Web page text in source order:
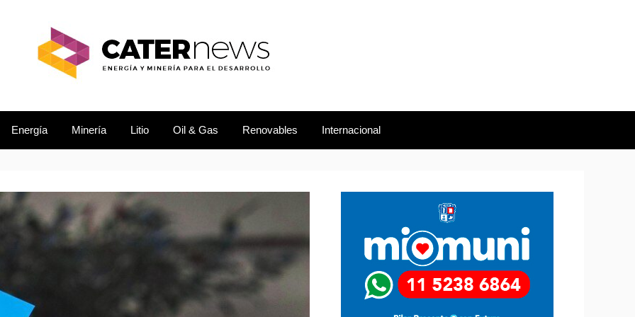
Energía Minería Litio Oil & Gas Renovables Internacional